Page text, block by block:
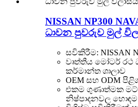
NISSAN NP300
ධාවන පුවරුව මුල්
සවිකිරීම: NISSAN
වෘත්තීය මෝටර් රථ
කර්මාන්ත ශාලාව
OEM සහ ODM
එකම ගුණාත්මක
නිෂ්පාදනවල